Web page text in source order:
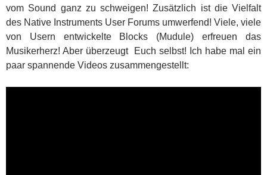
vom Sound ganz zu schweigen! Zusätzlich ist die Vielfalt
des Native Instruments User Forums umwerfend! Viele, viele
von Usern entwickelte Blocks (Mudule) erfreuen das
Musikerherz! Aber überzeugt Euch selbst! Ich habe mal ein
paar spannende Videos zusammengestellt: